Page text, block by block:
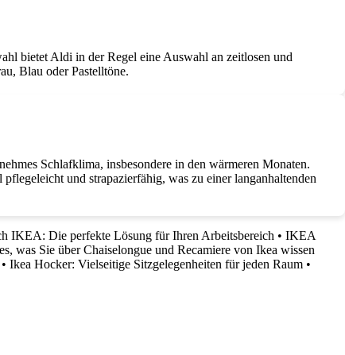
bietet Aldi in der Regel eine Auswahl an zeitlosen und
Blau oder Pastelltöne.
Schlafklima, insbesondere in den wärmeren Monaten.
und strapazierfähig, was zu einer langanhaltenden
IKEA: Die perfekte Lösung für Ihren Arbeitsbereich • IKEA
was Sie über Chaiselongue und Recamiere von Ikea wissen
• Ikea Hocker: Vielseitige Sitzgelegenheiten für jeden Raum •